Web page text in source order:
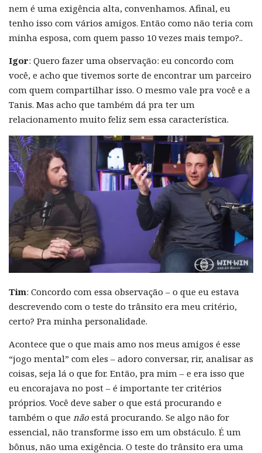
nem é uma exigência alta, convenhamos. Afinal, eu
tenho isso com vários amigos. Então como não teria com
minha esposa, com quem passo 10 vezes mais tempo?..
Igor: Quero fazer uma observação: eu concordo com
você, e acho que tivemos sorte de encontrar um parceiro
com quem compartilhar isso. O mesmo vale pra você e a
Tanis. Mas acho que também dá pra ter um
relacionamento muito feliz sem essa característica.
Tim: Concordo com essa observação – o que eu estava
descrevendo com o teste do trânsito era meu critério,
certo? Pra minha personalidade.
Acontece que o que mais amo nos meus amigos é esse
“jogo mental” com eles – adoro conversar, rir, analisar as
coisas, seja lá o que for. Então, pra mim – e era isso que
eu encorajava no post – é importante ter critérios
próprios. Você deve saber o que está procurando e
também o que não está procurando. Se algo não for
essencial, não transforme isso em um obstáculo. É um
bônus, não uma exigência. O teste do trânsito era uma